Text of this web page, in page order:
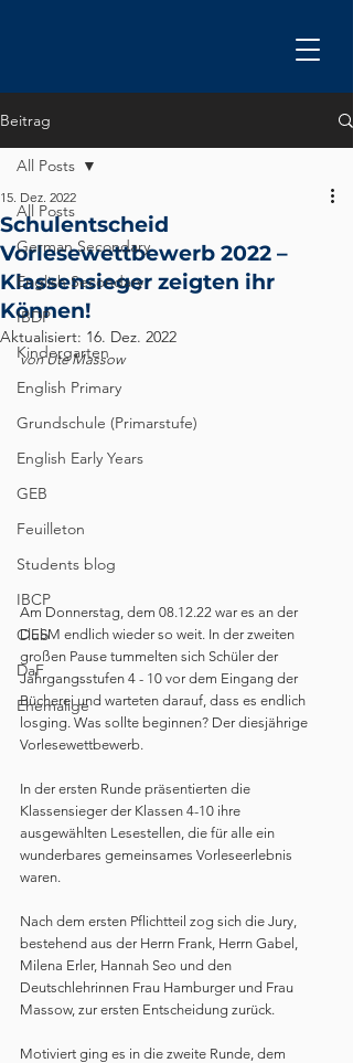
Beitrag
All Posts
German Secondary
English Secondary
IBDP
Kindergarten
English Primary
Grundschule (Primarstufe)
English Early Years
GEB
Feuilleton
Students blog
IBCP
Club
DaF
Ehemalige
All Posts
Schulentscheid
Vorlesewettbewerb 2022 –
Klassensieger zeigten ihr
Können!
15. Dez. 2022
Aktualisiert: 16. Dez. 2022
von Ute Massow
Am Donnerstag, dem 08.12.22 war es an der
DESM endlich wieder so weit. In der zweiten
großen Pause tummelten sich Schüler der
Jahrgangsstufen 4 - 10 vor dem Eingang der
Bücherei und warteten darauf, dass es endlich
losging. Was sollte beginnen? Der diesjährige
Vorlesewettbewerb.
In der ersten Runde präsentierten die
Klassensieger der Klassen 4-10 ihre
ausgewählten Lesestellen, die für alle ein
wunderbares gemeinsames Vorleseerlebnis
waren.
Nach dem ersten Pflichtteil zog sich die Jury,
bestehend aus der Herrn Frank, Herrn Gabel,
Milena Erler, Hannah Seo und den
Deutschlehrinnen Frau Hamburger und Frau
Massow, zur ersten Entscheidung zurück.
Motiviert ging es in die zweite Runde, dem